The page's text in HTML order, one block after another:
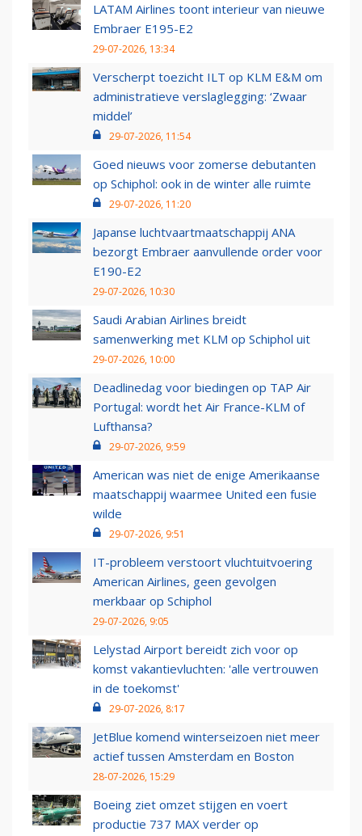
LATAM Airlines toont interieur van nieuwe
Embraer E195-E2
29-07-2026, 13:34
Verscherpt toezicht ILT op KLM E&M om
administratieve verslaglegging: ‘Zwaar
middel’
29-07-2026, 11:54
Goed nieuws voor zomerse debutanten
op Schiphol: ook in de winter alle ruimte
29-07-2026, 11:20
Japanse luchtvaartmaatschappij ANA
bezorgt Embraer aanvullende order voor
E190-E2
29-07-2026, 10:30
Saudi Arabian Airlines breidt
samenwerking met KLM op Schiphol uit
29-07-2026, 10:00
Deadlinedag voor biedingen op TAP Air
Portugal: wordt het Air France-KLM of
Lufthansa?
29-07-2026, 9:59
American was niet de enige Amerikaanse
maatschappij waarmee United een fusie
wilde
29-07-2026, 9:51
IT-probleem verstoort vluchtuitvoering
American Airlines, geen gevolgen
merkbaar op Schiphol
29-07-2026, 9:05
Lelystad Airport bereidt zich voor op
komst vakantievluchten: 'alle vertrouwen
in de toekomst'
29-07-2026, 8:17
JetBlue komend winterseizoen niet meer
actief tussen Amsterdam en Boston
28-07-2026, 15:29
Boeing ziet omzet stijgen en voert
productie 737 MAX verder op